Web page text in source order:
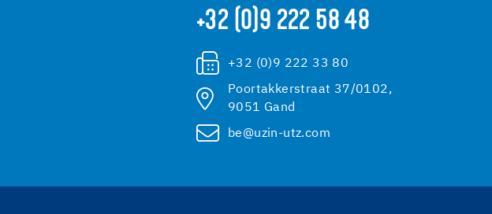
+32 (0)9 222 58 48
+32 (0)9 222 33 80
Poortakkerstraat 37/0102,
9051 Gand
be@uzin-utz.com